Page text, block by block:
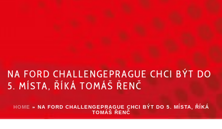
NA FORD CHALLENGEPRAGUE CHCI BÝT DO
5. MÍSTA, ŘÍKÁ TOMÁŠ ŘENČ
HOME » NA FORD CHALLENGEPRAGUE CHCI BÝT DO 5. MÍSTA, ŘÍKÁ
TOMÁŠ ŘENČ